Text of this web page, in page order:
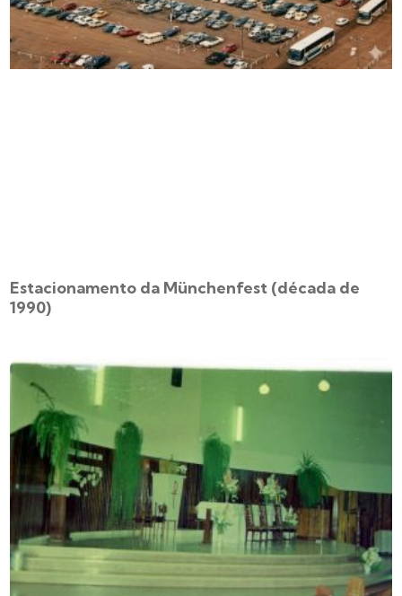
Estacionamento da Münchenfest (década de
1990)